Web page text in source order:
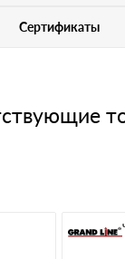
Сертификаты
В